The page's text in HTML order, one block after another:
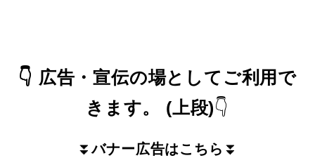
👇 広告・宣伝の場としてご利用で
きます。
(上段)👇
⏬バナー広告はこちら ⏬